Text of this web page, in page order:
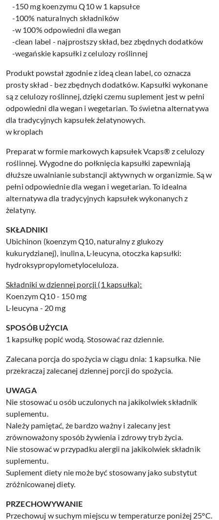
-150 mg koenzymu Q10 w 1 kapsułce
-100% naturalnych składników
-w 100% odpowiedni dla wegan
-clean label - najprostszy skład, bez zbędnych dodatków
-wegańskie kapsułki z celulozy roślinnej
Produkt powstał zgodnie z ideą clean label, co oznacza
prosty skład - bez zbędnych dodatków. Kapsułki wykonane
są z celulozy roślinnej, dzięki czemu suplement jest w pełni
odpowiedni dla wegan i wegetarian. To świetna alternatywa
dla tradycyjnych kapsułek żelatynowych.
w kroplach
Preparat w formie markowych kapsułek Vcaps® z celulozy
roślinnej. Wygodne do połknięcia kapsułki zapewniają
dłuższe uwalnianie substancji aktywnych w organizmie. Są w
pełni odpowiednie dla wegan i wegetarian. To idealna
alternatywa dla tradycyjnych kapsułek wykonanych z
żelatyny.
SKŁADNIKI
Ubichinon (koenzym Q10, naturalny z glukozy
kukurydzianej), inulina, L-leucyna, otoczka kapsułki:
hydroksypropylometyloceluloza.
Składniki w dziennej porcji (1 kapsułka):
Koenzym Q10 - 150 mg
L-leucyna - 20 mg
SPOSÓB UŻYCIA
1 kapsułkę popić wodą. Stosować raz dziennie.
Zalecana porcja do spożycia w ciągu dnia: 1 kapsułka. Nie
przekraczaj zalecanej dziennej porcji do spożycia.
UWAGA
Nie stosować u osób uczulonych na jakikolwiek składnik
suplementu.
Należy pamiętać, że bardzo ważny i zalecany jest
zrównoważony sposób żywienia i zdrowy tryb życia.
Nie stosować w przypadku alergii na jakikolwiek składnik
suplementu.
Suplement diety nie może być stosowany jako substytut
zróżnicowanej diety.
PRZECHOWYWANIE
Przechowuj w suchym miejscu w temperaturze poniżej 25°C.